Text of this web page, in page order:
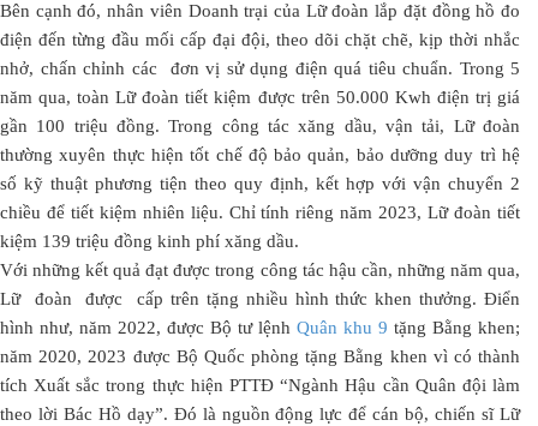
Bên cạnh đó, nhân viên Doanh trại của Lữ đoàn lắp đặt đồng hồ đo
điện đến từng đầu mối cấp đại đội, theo dõi chặt chẽ, kịp thời nhắc
nhở, chấn chỉnh các đơn vị sử dụng điện quá tiêu chuẩn. Trong 5
năm qua, toàn Lữ đoàn tiết kiệm được trên 50.000 Kwh điện trị giá
gần 100 triệu đồng. Trong công tác xăng dầu, vận tải, Lữ đoàn
thường xuyên thực hiện tốt chế độ bảo quản, bảo dưỡng duy trì hệ
số kỹ thuật phương tiện theo quy định, kết hợp với vận chuyển 2
chiều để tiết kiệm nhiên liệu. Chỉ tính riêng năm 2023, Lữ đoàn tiết
kiệm 139 triệu đồng kinh phí xăng dầu.
Với những kết quả đạt được trong công tác hậu cần, những năm qua,
Lữ đoàn được cấp trên tặng nhiều hình thức khen thưởng. Điển
hình như, năm 2022, được Bộ tư lệnh Quân khu 9 tặng Bằng khen;
năm 2020, 2023 được Bộ Quốc phòng tặng Bằng khen vì có thành
tích Xuất sắc trong thực hiện PTTĐ “Ngành Hậu cần Quân đội làm
theo lời Bác Hồ dạy”. Đó là nguồn động lực để cán bộ, chiến sĩ Lữ